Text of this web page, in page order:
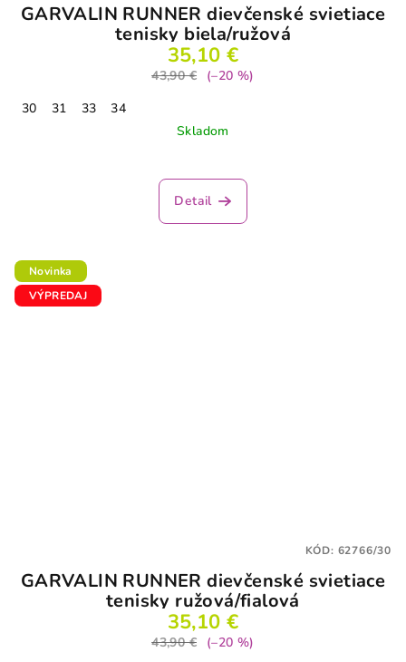
GARVALIN RUNNER dievčenské svietiace
tenisky biela/ružová
35,10 €
43,90 €
(–20 %)
30
31 33
34
Skladom
Detail
Novinka
VÝPREDAJ
GARVALIN RUNNER dievčenské svietiace
tenisky ružová/fialová
35,10 €
43,90 €
(–20 %)
KÓD: 62766/30